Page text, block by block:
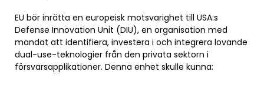
EU bör inrätta en europeisk motsvarighet till USA:s
Defense Innovation Unit (DIU), en organisation med
mandat att identifiera, investera i och integrera lovande
dual-use-teknologier från den privata sektorn i
försvarsapplikationer. Denna enhet skulle kunna: